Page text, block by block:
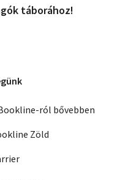
táborához!
ról bővebben
Zöld